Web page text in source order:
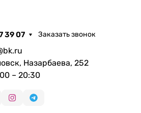
39 07 Заказать звонок
Назарбаева, 252
– 20:30